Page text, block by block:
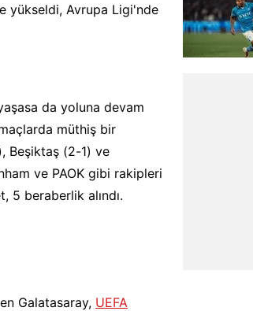
yükseldi, Avrupa Ligi'nde
da yoluna devam
müthiş bir
Beşiktaş (2-1) ve
ve PAOK gibi rakipleri
5 beraberlik alındı.
Galatasaray, UEFA